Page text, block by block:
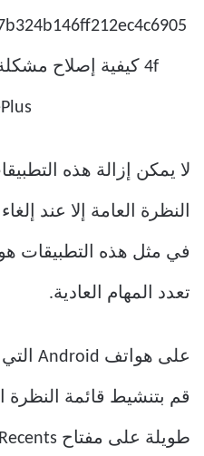
لا يمكن إزالة هذه
النظرة العامة إلا عند
في مثل هذه التطبيقات هو
تعدد المهام العادية.
قم بتنشيط قائمة النظرة